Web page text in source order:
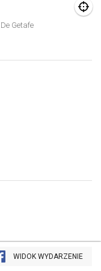
Getafe
WIDOK WYDARZENIE